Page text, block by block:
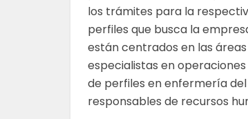
los trámites para la
perfiles que busca la
están centrados en las
especialistas en
de perfiles en enfermería
responsables de recursos